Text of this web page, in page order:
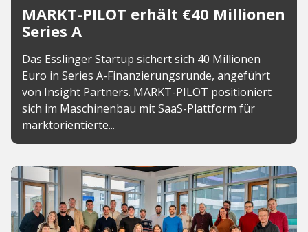
MARKT-PILOT erhält €40 Millionen
Series A
Das Esslinger Startup sichert sich 40 Millionen
Euro in Series A-Finanzierungsrunde, angeführt
von Insight Partners. MARKT-PILOT positioniert
sich im Maschinenbau mit SaaS-Plattform für
marktorientierte...